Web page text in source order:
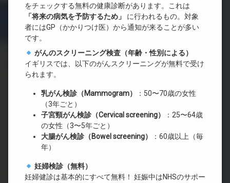
をチェックする無料の健康診断があります。これは
「将来の病気を予防するため」
に行われるもの。対象
者にはGP（かかりつけ医）から通知が来ることが多い
です。
がんのスクリーニング検査（年齢・性別による）
イギリスでは、以下のがんスクリーニングが無料で受け
られます。
乳がん検診（Mammogram）
：50〜70歳の女性
（3年ごと）
子宮頸がん検診（Cervical screening）
：25〜64歳
の女性（3〜5年ごと）
大腸がん検診（Bowel screening）
：60歳以上（毎
年）
妊婦検診（無料）
妊婦健診は基本的にすべて無料！ 妊娠中はNHSのサポー